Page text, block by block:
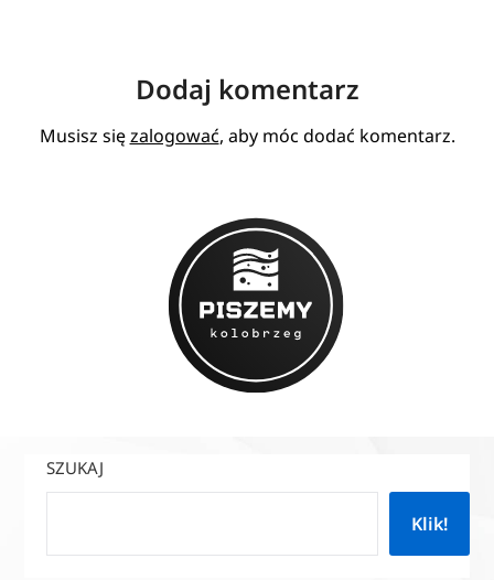
Dodaj komentarz
Musisz sięzalogować, aby móc dodać komentarz.
SZUKAJ
Klik!